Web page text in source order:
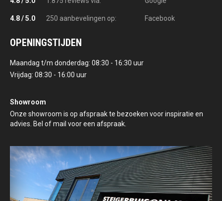
4.8 / 5.0 250 aanbevelingen op: Facebook
OPENINGSTIJDEN
Maandag t/m donderdag: 08:30 - 16:30 uur
Vrijdag: 08:30 - 16:00 uur
Showroom
Onze showroom is op afspraak te bezoeken voor inspiratie en
advies. Bel of mail voor een afspraak.